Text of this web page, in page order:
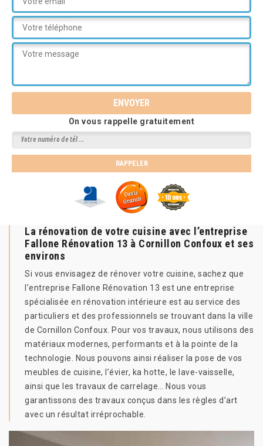
On vous rappelle gratuitement
La rénovation de votre cuisine avec l’entreprise
Fallone Rénovation 13 à Cornillon Confoux et ses
environs
Si vous envisagez de rénover votre cuisine, sachez que
l’entreprise Fallone Rénovation 13 est une entreprise
spécialisée en rénovation intérieure est au service des
particuliers et des professionnels se trouvant dans la ville
de Cornillon Confoux. Pour vos travaux, nous utilisons des
matériaux modernes, performants et à la pointe de la
technologie. Nous pouvons ainsi réaliser la pose de vos
meubles de cuisine, l’évier, ka hotte, le lave-vaisselle,
ainsi que les travaux de carrelage… Nous vous
garantissons des travaux conçus dans les règles d’art
avec un résultat irréprochable.